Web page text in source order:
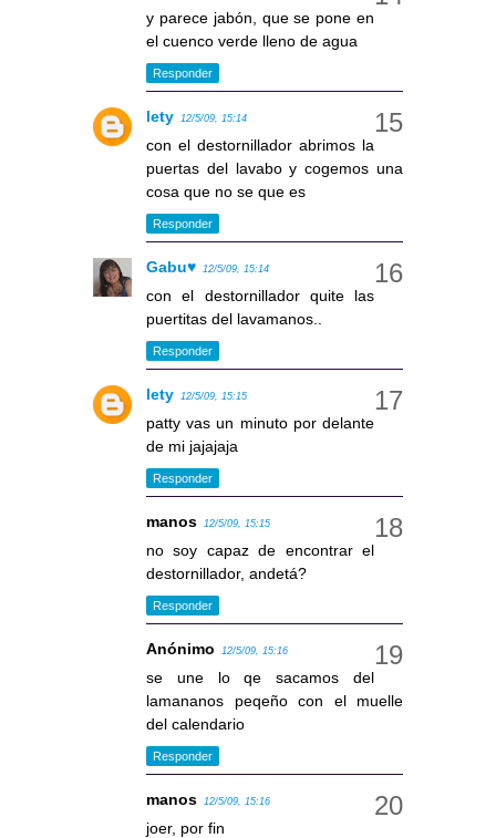
y parece jabón, que se pone en
el cuenco verde lleno de agua
Responder
lety 12/5/09, 15:14
con el destornillador abrimos la
puertas del lavabo y cogemos una
cosa que no se que es
Responder
Gabu♥ 12/5/09, 15:14
con el destornillador quite las
puertitas del lavamanos..
Responder
lety 12/5/09, 15:15
patty vas un minuto por delante
de mi jajajaja
Responder
manos 12/5/09, 15:15
no soy capaz de encontrar el
destornillador, andetá?
Responder
Anónimo 12/5/09, 15:16
se une lo qe sacamos del
lamananos peqeño con el muelle
del calendario
Responder
manos 12/5/09, 15:16
joer, por fin